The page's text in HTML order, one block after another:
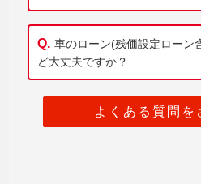
車のローン(残価設定ローン
ど大丈夫ですか？
よくある質問を